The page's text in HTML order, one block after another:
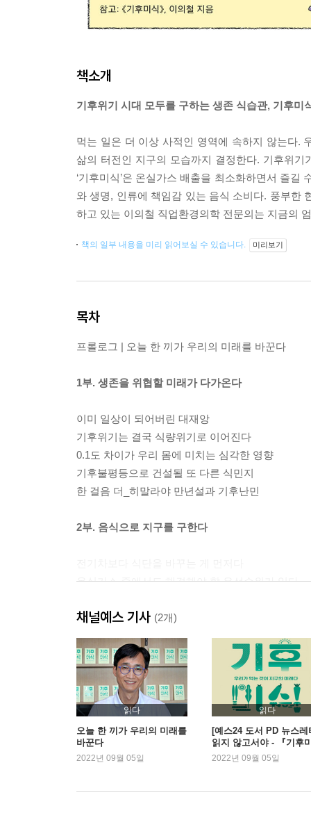
책소개
기후위기 시대 모두를 구하는 생존 식습관, 기후
먹는 일은 더 이상 사적인 영역에 속하지 않는다.
삶의 터전인 지구의 모습까지 결정한다. 기후위
‘기후미식’은 온실가스 배출을 최소화하면서 즐
와 생명, 인류에 책임감 있는 음식 소비다. 풍부한
하고 있는 이의철 직업환경의학 전문의는 지금의
책의 일부 내용을 미리 읽어보실 수 있습니다. 미리보기
목차
프롤로그 | 오늘 한 끼가 우리의 미래를 바꾼다
1부. 생존을 위협할 미래가 다가온다
이미 일상이 되어버린 대재앙
기후위기는 결국 식량위기로 이어진다
0.1도 차이가 우리 몸에 미치는 심각한 영향
기후불평등으로 건설될 또 다른 식민지
한 걸음 더_히말라야 만년설과 기후난민
2부. 음식으로 지구를 구한다
온실가스 중에서도 해결해야 할 우선순위가 있다
해양생물까지도 먹지 말아야 하는 이유
한 걸음 더_팜유 반대는 친환경적일까?
3부. 인류의 멸종에 저항하는 영양학
단백질 집착이 재앙을 부른다
건강을 해치는 저탄수화물 다이어트
성장 집착이 아이들의 건강과 지구를 망친다
현대 만성질환의 모든 원인, 인슐린 저항성
채널예스 기사 (2개)
읽다
오늘 한 끼가 우리의 미래를
바꾼다
2022년 09월 05일
읽다
[예스24 도서 PD 뉴스레
읽지 않고서야 - 『기후
식』 외
2022년 09월 05일